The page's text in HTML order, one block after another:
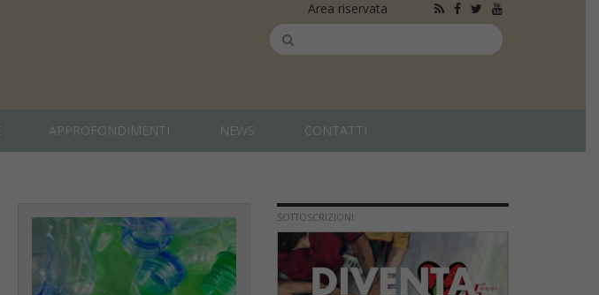
Area riservata
APPROFONDIMENTI NEWS CONTATTI
SOTTOSCRIZIONI